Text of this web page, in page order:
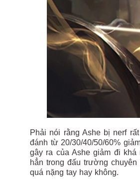
Phải nói rằng Ashe bị nerf
đánh từ 20/30/40/50/60%
gây ra của Ashe giảm đi
hẳn trong đấu trường
quá nặng tay hay không.